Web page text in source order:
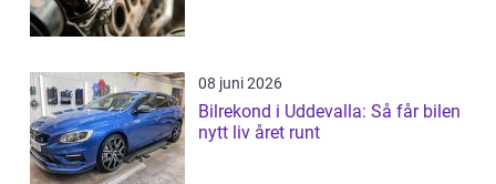
08 juni 2026
Bilrekond i Uddevalla: Så får bilen
nytt liv året runt